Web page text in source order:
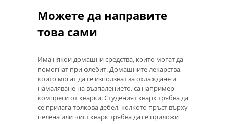
Можете да направите
това сами
Има някои домашни средства, които могат да
помогнат при флебит. Домашните лекарства,
които могат да се използват за охлаждане и
намаляване на възпалението, са например
компреси от кварки. Студеният кварк трябва да
се прилага толкова дебел, колкото пръст върху
пелена или чист кварк трябва да се приложи